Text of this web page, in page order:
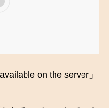
on the server」